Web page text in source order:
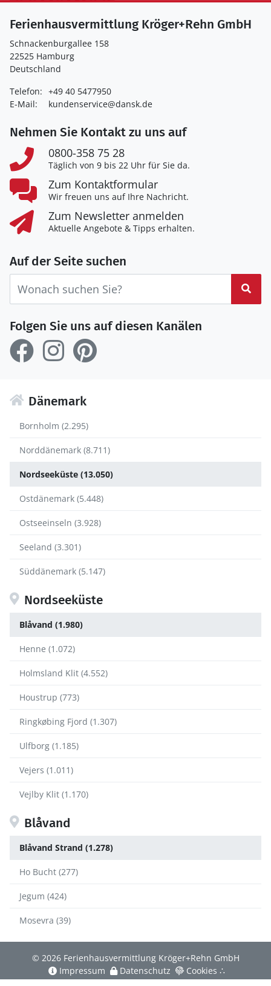
Ferienhausvermittlung Kröger+Rehn GmbH
Schnackenburgallee 158
22525 Hamburg
Deutschland
Telefon: +49 40 5477950
E-Mail:
kundenservice@dansk.de
Nehmen Sie Kontakt zu uns auf
0800-358 75 28
Täglich von 9 bis 22 Uhr für Sie da.
Zum Kontaktformular
Wir freuen uns auf Ihre Nachricht.
Zum Newsletter anmelden
Aktuelle Angebote & Tipps erhalten.
Auf der Seite suchen
Folgen Sie uns auf diesen Kanälen
Dänemark
Bornholm (2.295)
Norddänemark (8.711)
Nordseeküste (13.050)
Ostdänemark (5.448)
Ostseeinseln (3.928)
Seeland (3.301)
Süddänemark (5.147)
Nordseeküste
Blåvand (1.980)
Henne (1.072)
Holmsland Klit (4.552)
Houstrup (773)
Ringkøbing Fjord (1.307)
Ulfborg (1.185)
Vejers (1.011)
Vejlby Klit (1.170)
Blåvand
Blåvand Strand (1.278)
Ho Bucht (277)
Jegum (424)
Mosevra (39)
© 2026 Ferienhausvermittlung Kröger+Rehn GmbH
Impressum
Datenschutz Cookies ∴